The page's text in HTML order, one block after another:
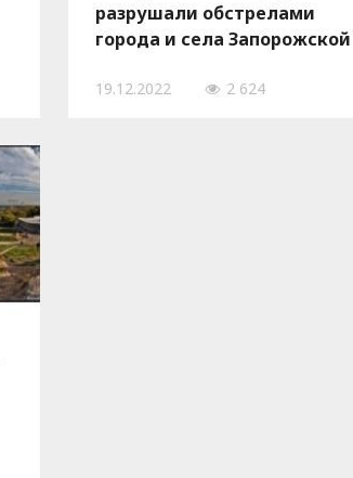
разрушали обстрелами
города и села Запорожской
19.12.2022 2 624